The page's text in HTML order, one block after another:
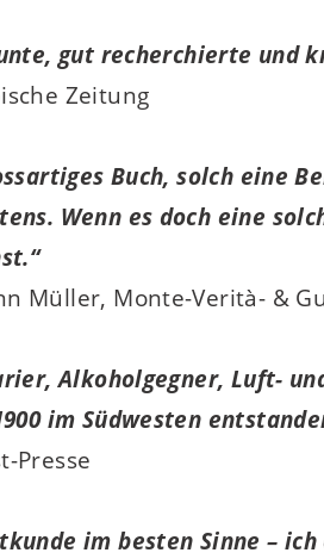
gut recherchierte und
Zeitung
Buch, solch eine
Wenn es doch eine
Müller, Monte-Verità- &
Alkoholgegner, Luft-
im Südwesten
Presse
im besten Sinne –